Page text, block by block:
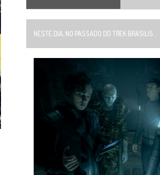
NESTE DIA, NO PASSADO DO TREK BRASILIS...